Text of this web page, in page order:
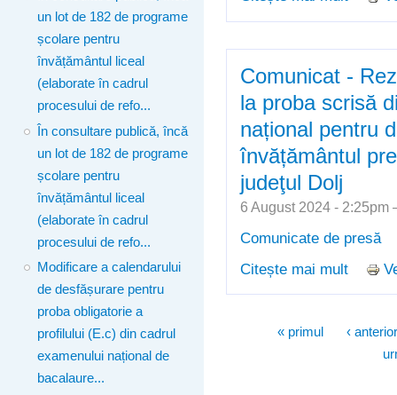
un lot de 182 de programe
școlare pentru
învățământul liceal
(elaborate în cadrul
procesului de refo...
În consultare publică, încă
un lot de 182 de programe
școlare pentru
învățământul liceal
(elaborate în cadrul
procesului de refo...
Modificare a calendarului
de desfășurare pentru
proba obligatorie a
profilului (E.c) din cadrul
examenului național de
bacalaure...
Comunicat -
la proba scrisă
național pentru
învățământul
judeţul Dolj
6 August 2024 -
Comunicate de presă
Citește mai mult
proba
judeţul
Pagini« primul
‹